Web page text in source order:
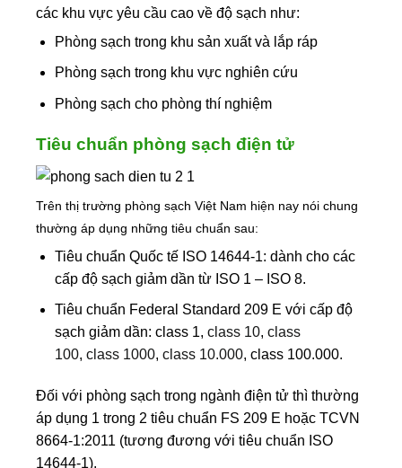
các khu vực yêu cầu cao về độ sạch như:
Phòng sạch trong khu sản xuất và lắp ráp
Phòng sạch trong khu vực nghiên cứu
Phòng sạch cho phòng thí nghiệm
Tiêu chuẩn phòng sạch điện tử
Trên thị trường phòng sạch Việt Nam hiện nay nói chung
thường áp dụng những tiêu chuẩn sau:
Tiêu chuẩn Quốc tế ISO 14644-1: dành cho các
cấp độ sạch giảm dần từ ISO 1 – ISO 8.
Tiêu chuẩn Federal Standard 209 E với cấp độ
sạch giảm dần: class 1, class 10, class
100, class 1000, class 10.000, class 100.000.
Đối với phòng sạch trong ngành điện tử thì thường
áp dụng 1 trong 2 tiêu chuẩn FS 209 E hoặc TCVN
8664-1:2011 (tương đương với tiêu chuẩn ISO
14644-1).